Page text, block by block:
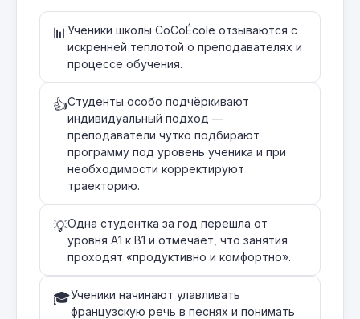
📊 Ученики школы CoCoÉcole отзываются с
искренней теплотой о преподавателях и
процессе обучения.
👍Студенты особо подчёркивают
индивидуальный подход —
преподаватели чутко подбирают
программу под уровень ученика и при
необходимости корректируют
траекторию.
💡Одна студентка за год перешла от
уровня A1 к B1 и отмечает, что занятия
проходят «продуктивно и комфортно».
🎓Ученики начинают улавливать
французскую речь в песнях и понимать